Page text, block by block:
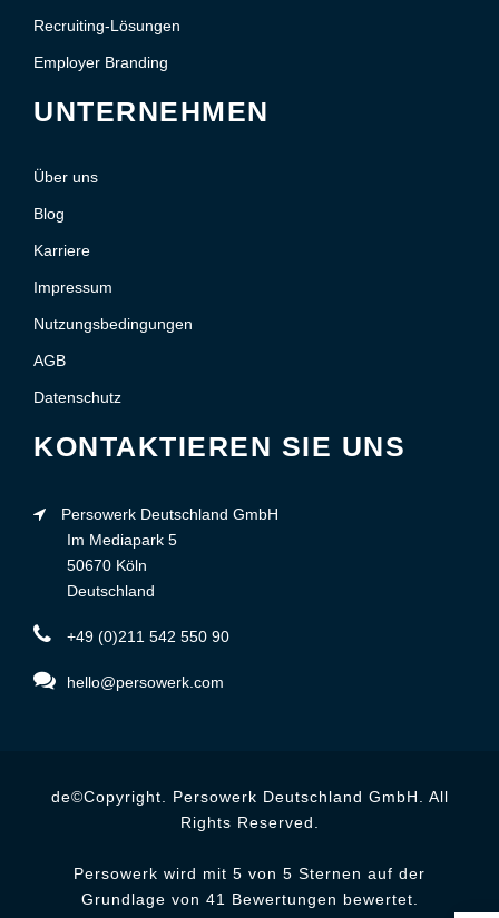
Recruiting-Lösungen
Employer Branding
UNTERNEHMEN
Über uns
Blog
Karriere
Impressum
Nutzungsbedingungen
AGB
Datenschutz
KONTAKTIEREN SIE UNS
Persowerk Deutschland GmbH
Im Mediapark 5
50670 Köln
Deutschland
+49 (0)211 542 550 90
hello@persowerk.com
de©Copyright. Persowerk Deutschland GmbH. All
Rights Reserved.
Persowerk wird mit 5 von 5 Sternen auf der
Grundlage von 41 Bewertungen bewertet.